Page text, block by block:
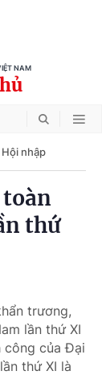
NAM
Hội nhập
toàn
thứ
trương,
lần thứ XI
công của Đại
thứ XI là